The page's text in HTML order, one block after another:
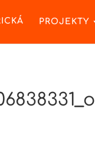
PROJEKTY